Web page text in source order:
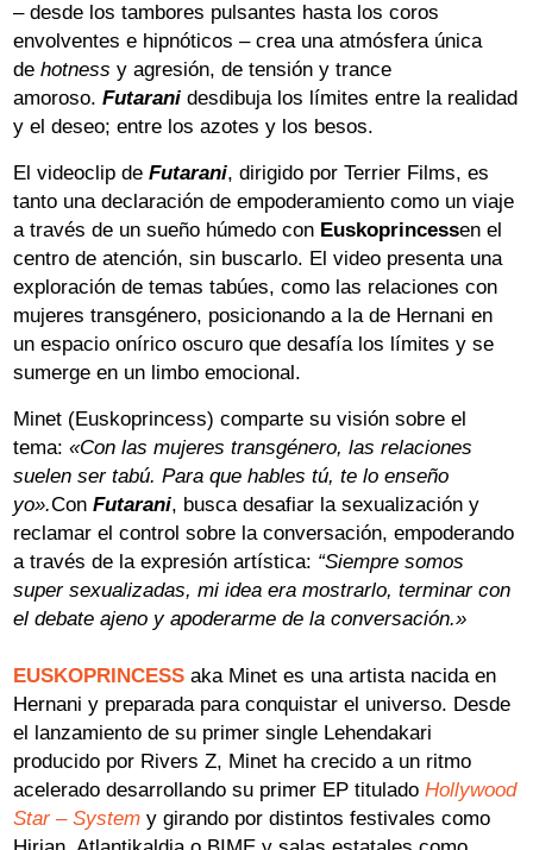
– desde los tambores pulsantes hasta los coros
envolventes e hipnóticos – crea una atmósfera única
dehotness y agresión, de tensión y trance
amoroso.Futarani desdibuja los límites entre la realidad
y el deseo; entre los azotes y los besos.
El videoclip deFutarani, dirigido por Terrier Films, es
tanto una declaración de empoderamiento como un viaje
a través de un sueño húmedo con Euskoprincessen el
centro de atención, sin buscarlo. El video presenta una
exploración de temas tabúes, como las relaciones con
mujeres transgénero, posicionando a la de Hernani en
un espacio onírico oscuro que desafía los límites y se
sumerge en un limbo emocional.
Minet (Euskoprincess) comparte su visión sobre el
tema:«Con las mujeres transgénero, las relaciones
suelen ser tabú. Para que hables tú, te lo enseño
yo».ConFutarani, busca desafiar la sexualización y
reclamar el control sobre la conversación, empoderando
a través de la expresión artística: “Siempre somos
super sexualizadas, mi idea era mostrarlo, terminar con
el debate ajeno y apoderarme de la conversación.»
EUSKOPRINCESS aka Minet es una artista nacida en
Hernani y preparada para conquistar el universo. Desde
el lanzamiento de su primer single Lehendakari
producido por Rivers Z, Minet ha crecido a un ritmo
acelerado desarrollando su primer EP tituladoHollywood
Star – System y girando por distintos festivales como